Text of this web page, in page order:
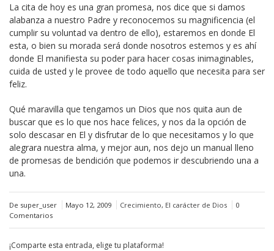
La cita de hoy es una gran promesa, nos dice que si damos
alabanza a nuestro Padre y reconocemos su magnificencia (el
cumplir su voluntad va dentro de ello), estaremos en donde El
esta, o bien su morada será donde nosotros estemos y es ahí
donde El manifiesta su poder para hacer cosas inimaginables,
cuida de usted y le provee de todo aquello que necesita para ser
feliz.
Qué maravilla que tengamos un Dios que nos quita aun de
buscar que es lo que nos hace felices, y nos da la opción de
solo descasar en El y disfrutar de lo que necesitamos y lo que
alegrara nuestra alma, y mejor aun, nos dejo un manual lleno
de promesas de bendición que podemos ir descubriendo una a
una.
De super_user Mayo 12, 2009 Crecimiento, El carácter de Dios
0
Comentarios
¡Comparte esta entrada, elige tu plataforma!